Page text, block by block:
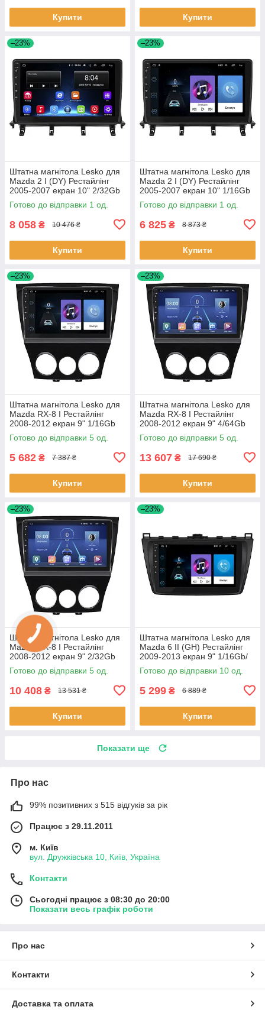
Купити Купити
–23%
Штатна магнітола Lesko для
Mazda 2 I (DY) Рестайлінг
2005-2007 екран 10" 2/32Gb
Wi-Fi GPS Base 1 шт.
Готово до відправки 1 од.
8 058 ₴ 10 476 ₴
Купити
–23%
Штатна магнітола Lesko для
Mazda 2 I (DY) Рестайлінг
2005-2007 екран 10" 1/16Gb
Wi-Fi GPS Base 1 шт.
Готово до відправки 1 од.
6 825 ₴ 8 873 ₴
Купити
–23%
Штатна магнітола Lesko для
Mazda RX-8 I Рестайлінг
2008-2012 екран 9" 1/16Gb
Wi-Fi GPS Base 5 шт.
Готово до відправки 5 од.
5 682 ₴ 7 387 ₴
Купити
–23%
Штатна магнітола Lesko для
Mazda RX-8 I Рестайлінг
2008-2012 екран 9" 4/64Gb
4G Wi-Fi GPS Top 5 шт.
Готово до відправки 5 од.
13 607 ₴ 17 690 ₴
Купити
–23%
Штатна магнітола Lesko для
Mazda RX-8 I Рестайлінг
2008-2012 екран 9" 2/32Gb
4G Wi-Fi GPS Top 5 шт.
Готово до відправки 5 од.
10 408 ₴ 13 531 ₴
Купити
–23%
Штатна магнітола Lesko для
Mazda 6 II (GH) Рестайлінг
2009-2013 екран 9" 1/16Gb/
Wi-Fi Optima GPS Androi 10
шт.
Готово до відправки 10 од.
5 299 ₴ 6 889 ₴
Купити
Показати ще
Про нас
99% позитивних з 515 відгуків за рік
Працює з 29.11.2011
м. Київ
вул. Дружківська 10, Київ, Україна
Контакти
Сьогодні працює з 08:30 до 20:00
Показати весь графік роботи
Про нас
Контакти
Доставка та оплата